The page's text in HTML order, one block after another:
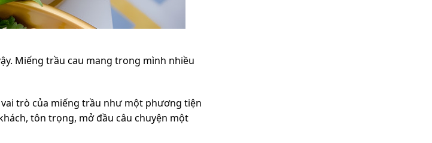
Miếng trầu cau mang trong mình nhiều
trò của miếng trầu như một phương tiện
tôn trọng, mở đầu câu chuyện một